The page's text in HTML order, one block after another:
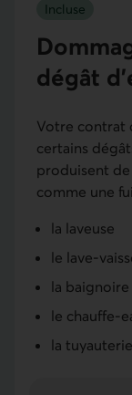
dégât
Incluse
Votre contrat
certains
produisent
comme une
la laveuse
le lave-
la baignoire
le chauffe-
la tuyauterie